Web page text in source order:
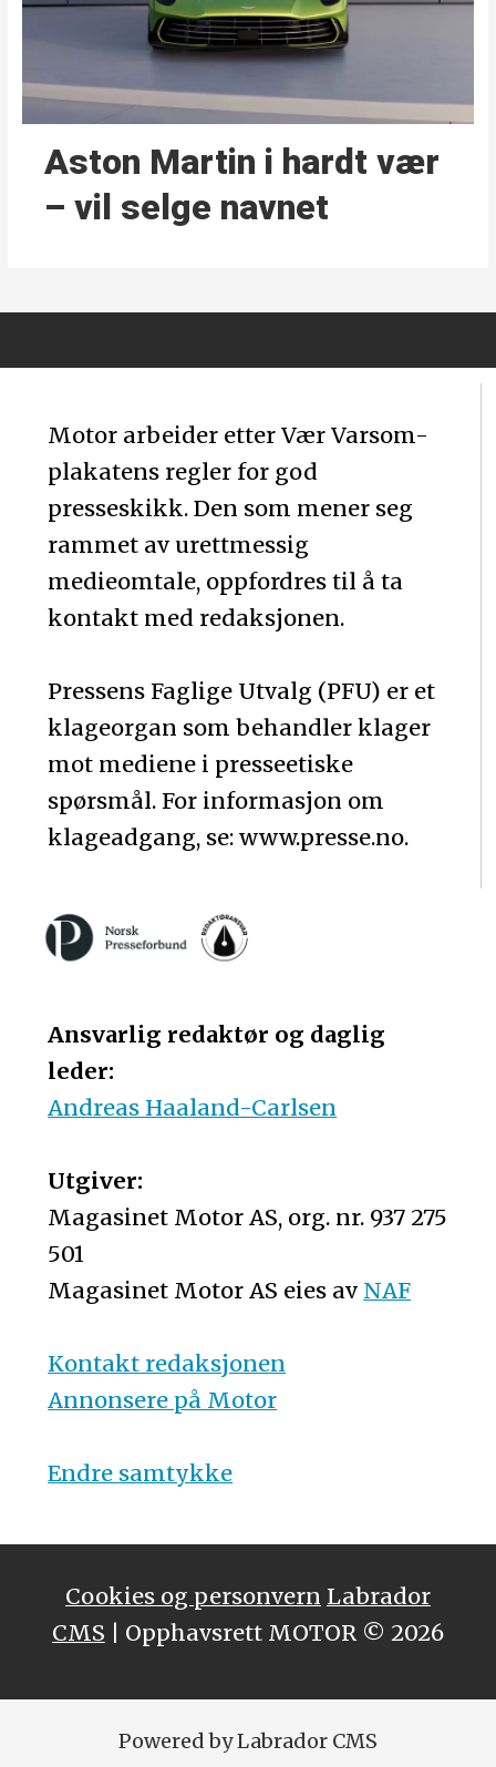
Aston Martin i hardt vær
– vil selge navnet
Motor arbeider etter Vær Varsom-
plakatens regler for god
presseskikk. Den som mener seg
rammet av urettmessig
medieomtale, oppfordres til å ta
kontakt med redaksjonen.
Pressens Faglige Utvalg (PFU) er et
klageorgan som behandler klager
mot mediene i presseetiske
spørsmål. For informasjon om
klageadgang, se: www.presse.no.
Ansvarlig redaktør og daglig
leder:
Andreas Haaland-Carlsen
Utgiver:
Magasinet Motor AS, org. nr. 937 275
501
Magasinet Motor AS eies av NAF
Kontakt redaksjonen
Annonsere på Motor
Endre samtykke
Cookies og personvern Labrador
CMS | Opphavsrett MOTOR © 2026
Powered by Labrador CMS